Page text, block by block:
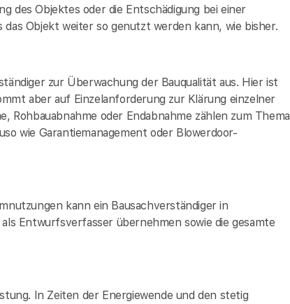
des Objektes oder die Entschädigung bei einer
das Objekt weiter so genutzt werden kann, wie bisher.
zur Überwachung der Bauqualität aus. Hier ist
aber auf Einzelanforderung zur Klärung einzelner
Rohbauabnahme oder Endabnahme zählen zum Thema
wie Garantiemanagement oder Blowerdoor-
kann ein Bausachverständiger in
Entwurfsverfasser übernehmen sowie die gesamte
In Zeiten der Energiewende und den stetig